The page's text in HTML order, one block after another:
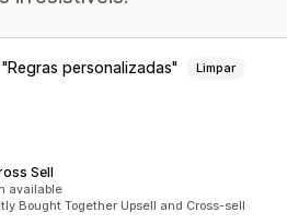
Regras personalizadas Limpar
Sell
available
Bought Together Upsell and Cross-sell